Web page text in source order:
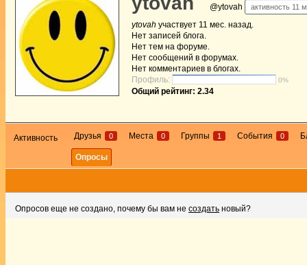
@ytovah активность 11
ytovah участвует 11 мес. назад.
Нет записей блога.
Нет тем на форуме.
Нет сообщений в форумах.
Нет комментариев в блогах.
Профиль:
0%
Общий рейтинг: 2.34
Активность Друзья 0 Места 0 Группы 1 События 0
Опросы
Опросов еще не создано, почему бы вам не создать новый?